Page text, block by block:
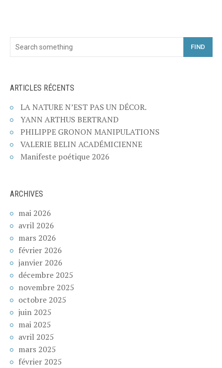
FIND
ARTICLES RÉCENTS
LA NATURE N’EST PAS UN DÉCOR.
YANN ARTHUS BERTRAND
PHILIPPE GRONON MANIPULATIONS
VALERIE BELIN ACADÉMICIENNE
Manifeste poétique 2026
ARCHIVES
mai 2026
avril 2026
mars 2026
février 2026
janvier 2026
décembre 2025
novembre 2025
octobre 2025
juin 2025
mai 2025
avril 2025
mars 2025
février 2025